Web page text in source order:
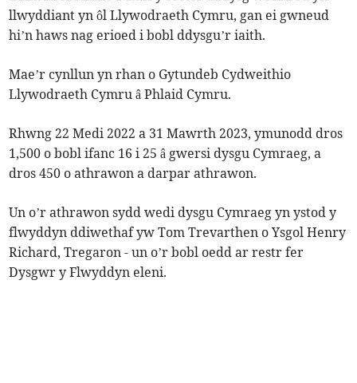
llwyddiant yn ôl Llywodraeth Cymru, gan ei gwneud
hi’n haws nag erioed i bobl ddysgu’r iaith.
Mae’r cynllun yn rhan o Gytundeb Cydweithio
Llywodraeth Cymru â Phlaid Cymru.
Rhwng 22 Medi 2022 a 31 Mawrth 2023, ymunodd dros
1,500 o bobl ifanc 16 i 25 â gwersi dysgu Cymraeg, a
dros 450 o athrawon a darpar athrawon.
Un o’r athrawon sydd wedi dysgu Cymraeg yn ystod y
flwyddyn ddiwethaf yw Tom Trevarthen o Ysgol Henry
Richard, Tregaron - un o’r bobl oedd ar restr fer
Dysgwr y Flwyddyn eleni.